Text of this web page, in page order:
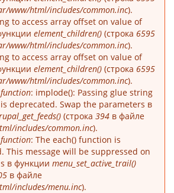
www/html/includes/common.inc).
to access array offset on value of
element_children() (строка 6595
www/html/includes/common.inc).
to access array offset on value of
element_children() (строка 6595
www/html/includes/common.inc).
: implode(): Passing glue string
deprecated. Swap the parameters в
(строка 394 в файле
includes/common.inc).
: The each() function is
This message will be suppressed on
в функции menu_set_active_trail()
в файле
includes/menu.inc).